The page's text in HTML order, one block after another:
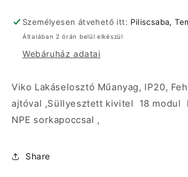
Süllyesztett
,müanyag
mennyiségének
Süllyesztett
,müanyag
mennyiségének
Személyesen átvehető itt: Piliscsaba,
Általában 2 órán belül elkészül
Webáruház adatai
Viko Lakáselosztó Műanyag, IP20,
ajtóval ,Süllyesztett kivitel 18 modul
NPE sorkapoccsal ,
Share